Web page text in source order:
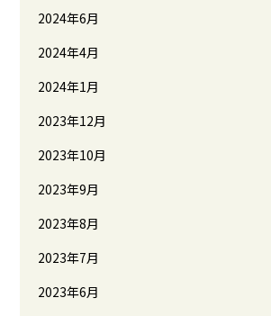
2024年6月
2024年4月
2024年1月
2023年12月
2023年10月
2023年9月
2023年8月
2023年7月
2023年6月